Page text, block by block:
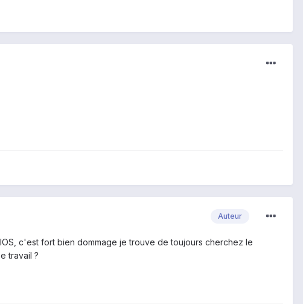
Auteur
c'est fort bien dommage je trouve de toujours cherchez le
travail ?